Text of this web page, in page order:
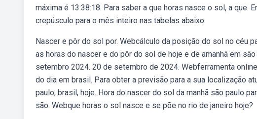
máxima é 13:38:18. Para saber a que horas nasce o sol, a
crepúsculo para o mês inteiro nas tabelas abaixo.
Nascer e pôr do sol por. Webcálculo da posição do sol no céu
as horas do nascer e do pôr do sol de hoje e de amanhã em
setembro 2024. 20 de setembro de 2024. Webferramenta
do dia em brasil. Para obter a previsão para a sua localização
paulo, brasil, hoje. Hora do nascer do sol da manhã são paulo
são. Webque horas o sol nasce e se põe no rio de janeiro hoje?